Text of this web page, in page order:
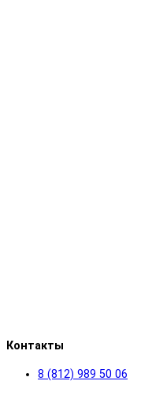
Контакты
8 (812) 989 50 06